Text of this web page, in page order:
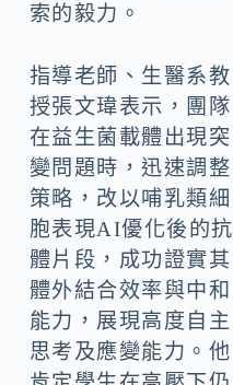
索的毅力。
指導老師、生醫系教
授張文瑋表示，團隊
在益生菌載體出現突
變問題時，迅速調整
策略，改以哺乳類細
胞表現AI優化後的抗
體片段，成功證實其
體外結合效率與中和
能力，展現高度自主
思考及應變能力。他